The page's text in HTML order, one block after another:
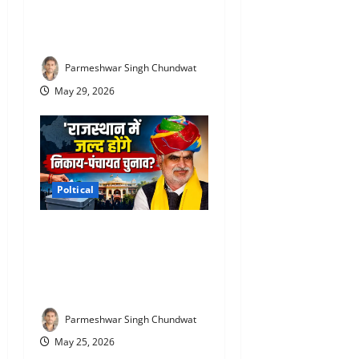
Parmeshwar Singh Chundwat
May 29, 2026
Poltical
Parmeshwar Singh Chundwat
May 25, 2026